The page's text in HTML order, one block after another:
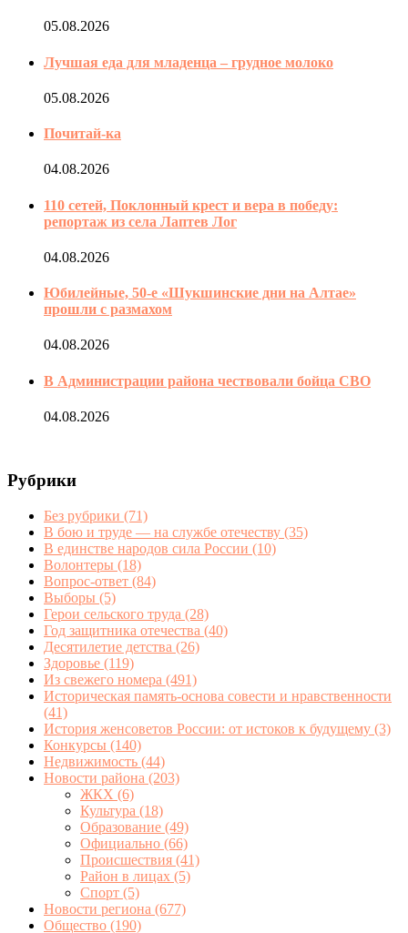
05.08.2026
Лучшая еда для младенца – грудное молоко
05.08.2026
Почитай-ка
04.08.2026
110 сетей, Поклонный крест и вера в победу:
репортаж из села Лаптев Лог
04.08.2026
Юбилейные, 50-е «Шукшинские дни на Алтае»
прошли с размахом
04.08.2026
В Администрации района чествовали бойца СВО
04.08.2026
Рубрики
Без рубрики (71)
В бою и труде — на службе отечеству (35)
В единстве народов сила России (10)
Волонтеры (18)
Вопрос-ответ (84)
Выборы (5)
Герои сельского труда (28)
Год защитника отечества (40)
Десятилетие детства (26)
Здоровье (119)
Из свежего номера (491)
Историческая память-основа совести и нравственности
(41)
История женсоветов России: от истоков к будущему (3)
Конкурсы (140)
Недвижимость (44)
Новости района (203)
ЖКХ (6)
Культура (18)
Образование (49)
Официально (66)
Происшествия (41)
Район в лицах (5)
Спорт (5)
Новости региона (677)
Общество (190)